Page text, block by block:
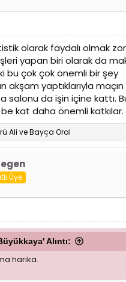
olarak faydalı olmak
yapan biri olarak da
bu çok çok önemli bir şey
akşam yaptıklarıyla
salonu da işin içine kattı.
kat daha önemli katkılar.
Ali veBayça Oral
Üye
Alıntı:
harika.